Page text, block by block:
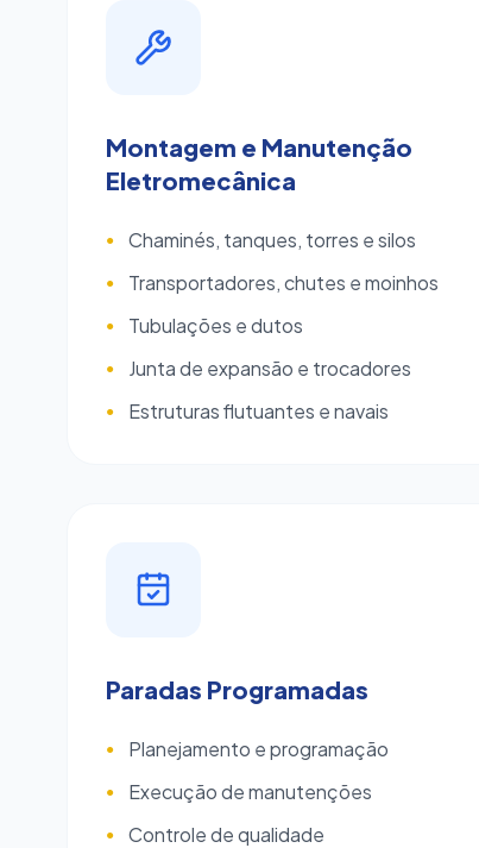
Montagem e Manutenção
Eletromecânica
● Chaminés, tanques, torres e silos
● Transportadores, chutes e moinhos
● Tubulações e dutos
● Junta de expansão e trocadores
● Estruturas flutuantes e navais
Paradas Programadas
● Planejamento e programação
● Execução de manutenções
● Controle de qualidade